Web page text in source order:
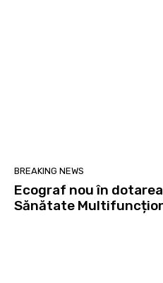
BREAKING NEWS
Ecograf nou în
Sănătate